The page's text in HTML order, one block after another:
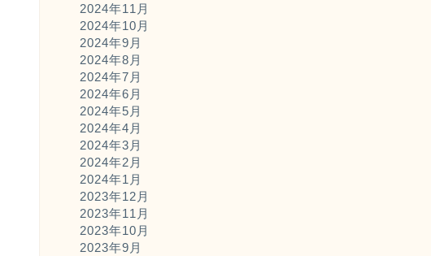
2024年11月
2024年10月
2024年9月
2024年8月
2024年7月
2024年6月
2024年5月
2024年4月
2024年3月
2024年2月
2024年1月
2023年12月
2023年11月
2023年10月
2023年9月